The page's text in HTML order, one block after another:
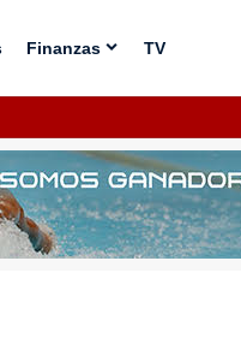
Finanzas TV